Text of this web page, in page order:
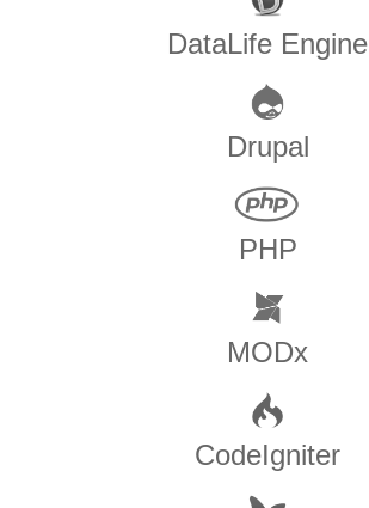
DataLife Engine
Drupal
PHP
MODx
CodeIgniter